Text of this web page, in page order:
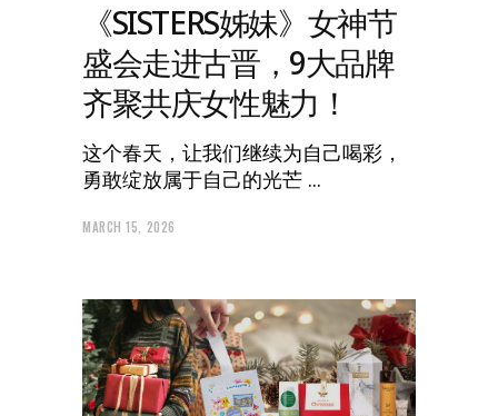
《SISTERS姊妹》女神节
盛会走进古晋，9大品牌
齐聚共庆女性魅力！
这个春天，让我们继续为自己喝彩，
勇敢绽放属于自己的光芒
MARCH 15, 2026